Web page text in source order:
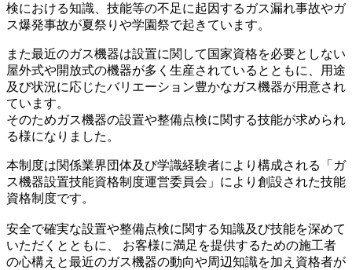
検における知識、技能等の不足に起因するガス漏れ事故やガ
ス爆発事故が夏祭りや学園祭で起きています。
また最近のガス機器は設置に関して国家資格を必要としない
屋外式や開放式の機器が多く生産されているとともに、用途
及び状況に応じたバリエーション豊かなガス機器が用意され
ています。
そのためガス機器の設置や整備点検に関する技能が求められ
る様になりました。
本制度は関係業界団体及び学識経験者により構成される「ガ
ス機器設置技能資格制度運営委員会」により創設された技能
資格制度です。
安全で確実な設置や整備点検に関する知識及び技能を深めて
いただくとともに、 お客様に満足を提供するための施工者
の心構えと最近のガス機器の動向や周辺知識を加え資格者が